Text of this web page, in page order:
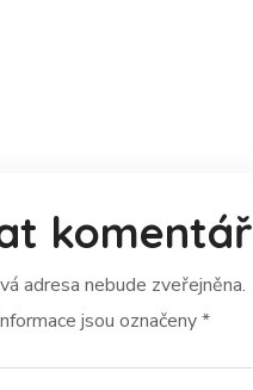
komentář
adresa nebude zveřejněna.
jsou označeny*